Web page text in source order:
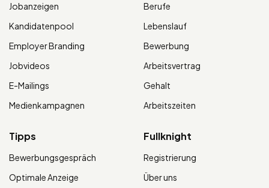
Jobanzeigen
Kandidatenpool
Employer Branding
Jobvideos
E-Mailings
Medienkampagnen
Berufe
Lebenslauf
Bewerbung
Arbeitsvertrag
Gehalt
Arbeitszeiten
Tipps
Bewerbungsgespräch
Optimale Anzeige
Fullknight
Registrierung
Über uns